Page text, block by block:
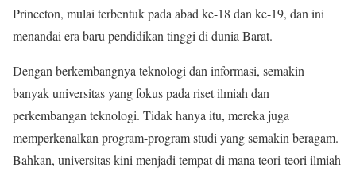
Princeton, mulai terbentuk pada abad ke-18 dan ke-19, dan ini
menandai era baru pendidikan tinggi di dunia Barat.
Dengan berkembangnya teknologi dan informasi, semakin
banyak universitas yang fokus pada riset ilmiah dan
perkembangan teknologi. Tidak hanya itu, mereka juga
memperkenalkan program-program studi yang semakin beragam.
Bahkan, universitas kini menjadi tempat di mana teori-teori ilmiah